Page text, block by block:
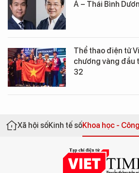
Á – Thái Bình
Thể thao điện tử
chương vàng đầu
32
Xã hội sốKinh tế sốKhoa học -